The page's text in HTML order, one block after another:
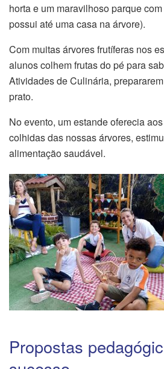
horta e um maravilhoso parque
possui até uma casa na árvore).
Com muitas árvores frutíferas nos
alunos colhem frutas do pé para
Atividades de Culinária,
prato.
No evento, um estande oferecia
colhidas das nossas árvores,
alimentação saudável.
Propostas